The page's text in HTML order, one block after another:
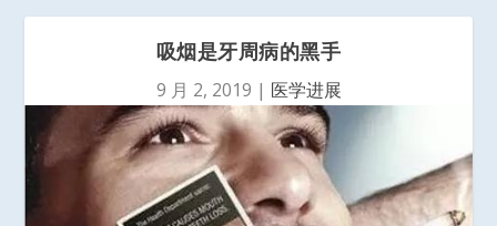
吸烟是牙周病的黑手
9 月 2, 2019 | 医学进展